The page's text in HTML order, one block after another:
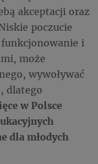
akceptacji oraz
poczucie
i
może
wywoływać
dlatego
w Polsce
dla młodych